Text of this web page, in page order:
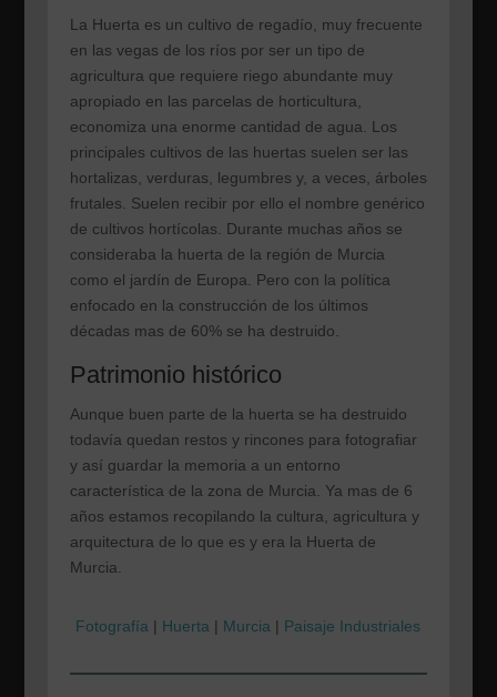
La Huerta es un cultivo de regadío, muy frecuente
en las vegas de los ríos por ser un tipo de
agricultura que requiere riego abundante muy
apropiado en las parcelas de horticultura,
economiza una enorme cantidad de agua. Los
principales cultivos de las huertas suelen ser las
hortalizas, verduras, legumbres y, a veces, árboles
frutales. Suelen recibir por ello el nombre genérico
de cultivos hortícolas. Durante muchas años se
consideraba la huerta de la región de Murcia
como el jardín de Europa. Pero con la política
enfocado en la construcción de los últimos
décadas mas de 60% se ha destruido.
Patrimonio histórico
Aunque buen parte de la huerta se ha destruido
todavía quedan restos y rincones para fotografiar
y así guardar la memoria a un entorno
característica de la zona de Murcia. Ya mas de 6
años estamos recopilando la cultura, agricultura y
arquitectura de lo que es y era la Huerta de
Murcia.
Fotografía | Huerta | Murcia | Paisaje Industriales